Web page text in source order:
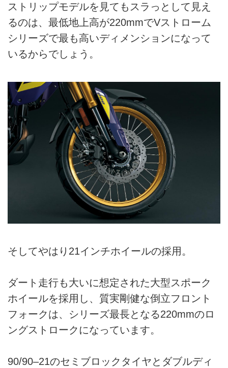
ストリップモデルを見てもスラっとして見え
るのは、最低地上高が220mmでVストローム
シリーズで最も高いディメンションになって
いるからでしょう。
そしてやはり21インチホイールの採用。
ダート走行も大いに想定された大型スポーク
ホイールを採用し、質実剛健な倒立フロント
フォークは、シリーズ最長となる220mmのロ
ングストロークになっています。
90/90–21のセミブロックタイヤとダブルディ